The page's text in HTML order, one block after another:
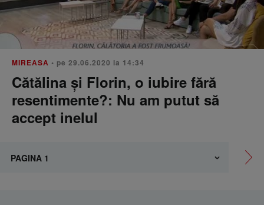
MIREASA • pe 29.06.2020 la 14:34
Cătălina și Florin, o iubire fără
resentimente?: Nu am putut să
accept inelul